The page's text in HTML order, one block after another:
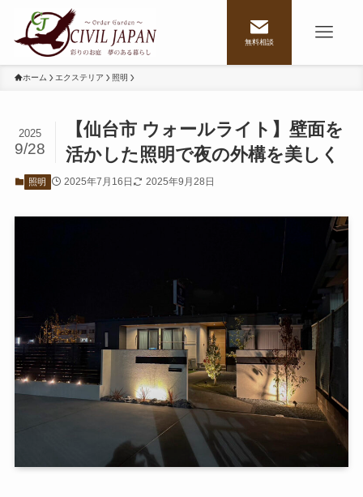
無料相談
ホーム エクステリア 照明
【仙台市 ウォールライト】壁面を
活かした照明で夜の外構を美しく
2025
9/28
照明 2025年7月16日 2025年9月28日